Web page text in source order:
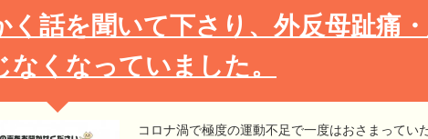
く話を聞いて下さり、外反母趾痛
なくなっていました。
コロナ渦で極度の運動不足で一度はおさまって